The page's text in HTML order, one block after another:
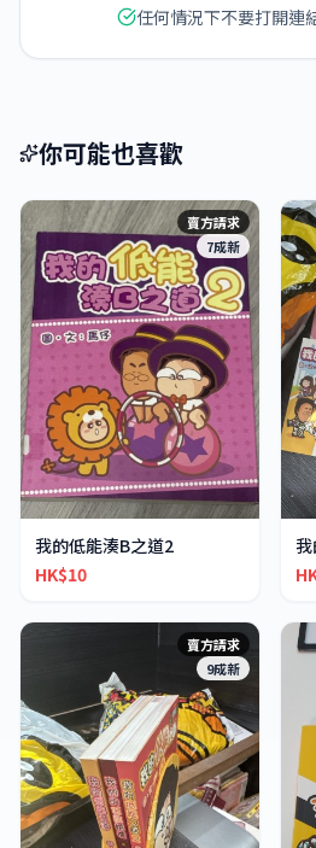
任何情況下不要打開連
你可能也喜歡
賣方請求
7成新
我的低能湊B之道2
HK$10
賣方請求
9成新